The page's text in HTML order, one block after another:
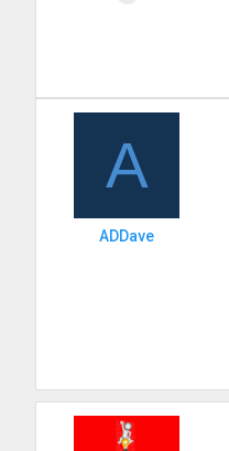
A
ADDave